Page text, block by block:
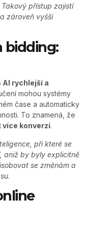
přístup zajistí
zároveň vyšší
bidding:
rychlejší a
mohou systémy
čase a automaticky
To znamená, že
více konverzí.
při které se
aniž by byly explicitně
se změnám a
.